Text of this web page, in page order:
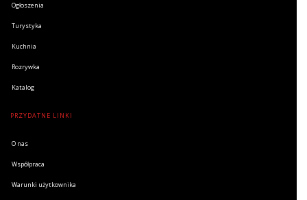
Ogłoszenia
Turystyka
Kuchnia
Rozrywka
Katalog
PRZYDATNE LINKI
O nas
Współpraca
Warunki użytkownika